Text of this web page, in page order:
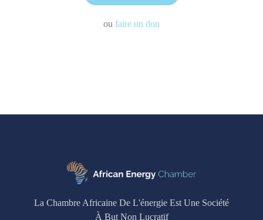
ou faire un don
La Chambre Africaine De L'énergie Est Une Société
À But Non Lucratif